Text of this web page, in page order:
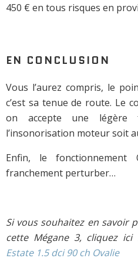
450 € en tous risques en
EN CONCLUSION
Vous l’aurez compris, le
c’est sa tenue de route. Le
on accepte une légère
l’insonorisation moteur soit
Enfin, le
franchement perturber…
Si vous souhaitez en savoir
cette Mégane 3, cliquez ici
Estate 1.5 dci 90 ch Ovalie